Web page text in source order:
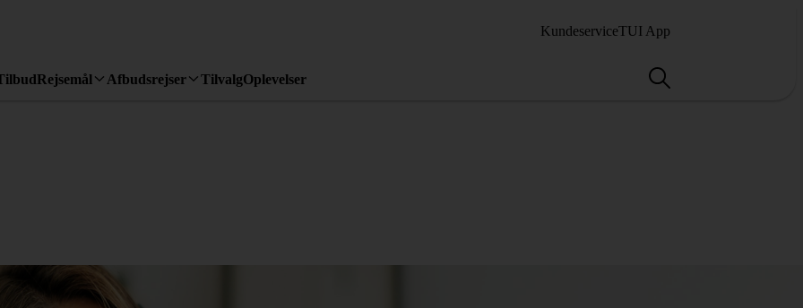
KundeserviceTUI App
Rejsemål Afbudsrejser TilvalgOplevelser